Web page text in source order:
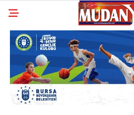
YAZARLAR
YEREL
GÜNDEM (İGFA)